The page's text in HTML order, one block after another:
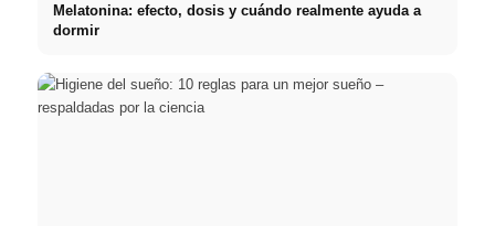
Melatonina: efecto, dosis y cuándo realmente ayuda a
dormir